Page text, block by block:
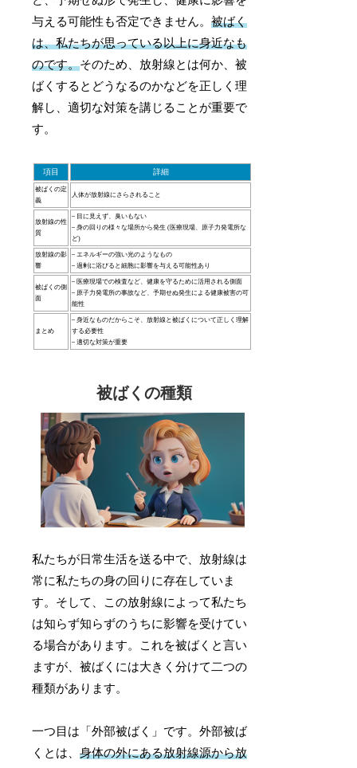
与える可能性も否定できません。被ばく
は、私たちが思っている以上に身近なも
のです。そのため、放射線とは何か、被
ばくするとどうなるのかなどを正しく理
解し、適切な対策を講じることが重要で
す。
項目 詳細
被ばくの定
義
人体が放射線にさらされること
放射線の性
質
– 目に見えず、臭いもない
– 身の回りの様々な場所から発生 (医療現場、原子力発電所な
ど)
放射線の影
響
– エネルギーの強い光のようなもの
– 過剰に浴びると細胞に影響を与える可能性あり
被ばくの側
面
– 医療現場での検査など、健康を守るために活用される側面
– 原子力発電所の事故など、予期せぬ発生による健康被害の可
能性
まとめ
– 身近なものだからこそ、放射線と被ばくについて正しく理解
する必要性
– 適切な対策が重要
被ばくの種類
私たちが日常生活を送る中で、放射線は
常に私たちの身の回りに存在していま
す。そして、この放射線によって私たち
は知らず知らずのうちに影響を受けてい
る場合があります。これを被ばくと言い
ますが、被ばくには大きく分けて二つの
種類があります。
一つ目は「外部被ばく」です。外部被ば
くとは、身体の外にある放射線源から放